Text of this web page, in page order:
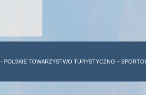
- POLSKIE TOWARZYSTWO TURYSTYCZNO –